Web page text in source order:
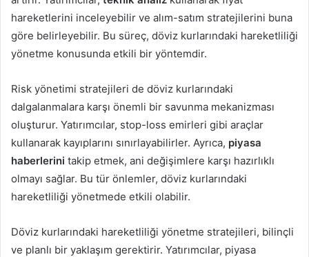
hareketlerini inceleyebilir ve alım-satım stratejilerini buna
göre belirleyebilir. Bu süreç, döviz kurlarındaki hareketliliği
yönetme konusunda etkili bir yöntemdir.
Risk yönetimi stratejileri de döviz kurlarındaki
dalgalanmalara karşı önemli bir savunma mekanizması
oluşturur. Yatırımcılar, stop-loss emirleri gibi araçlar
kullanarak kayıplarını sınırlayabilirler. Ayrıca, piyasa
haberlerini takip etmek, ani değişimlere karşı hazırlıklı
olmayı sağlar. Bu tür önlemler, döviz kurlarındaki
hareketliliği yönetmede etkili olabilir.
Döviz kurlarındaki hareketliliği yönetme stratejileri, bilinçli
ve planlı bir yaklaşım gerektirir. Yatırımcılar, piyasa